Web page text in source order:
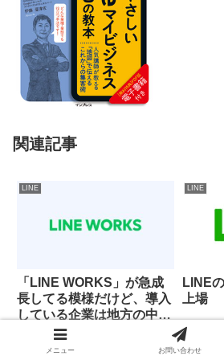
関連記事
LINE
「LINE WORKS」が急成
長してる模様だけど、導入
している企業は地方の中小
企業が大半だってさ
LINE
LINE
上場
LINE
メニュー お問い合わせ